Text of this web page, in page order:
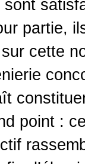
partie,
cette
point :